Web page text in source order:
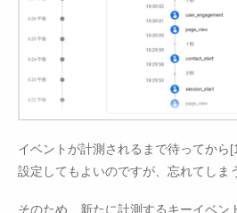
イベントが計測されるまで待ってから
設定してもよいのですが、忘れてしま
そのため、新たに計測するキーイベン